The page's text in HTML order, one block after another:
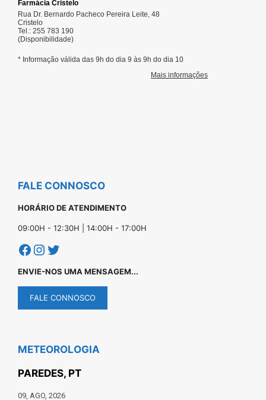
FALE CONNOSCO
HORÁRIO DE ATENDIMENTO
09:00H - 12:30H | 14:00H - 17:00H
Facebook
Instagram
Twitter
ENVIE-NOS UMA MENSAGEM...
FALE CONNOSCO
METEOROLOGIA
PAREDES, PT
09, AGO, 2026